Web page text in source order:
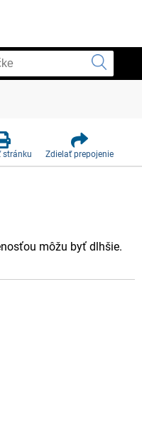
stránku Zdielať prepojenie
môžu byť dlhšie.